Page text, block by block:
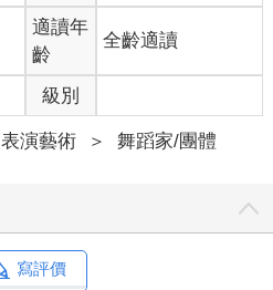
適讀年
齡
全齡適讀
級別
表演藝術 ＞ 舞蹈家/團體
寫評價